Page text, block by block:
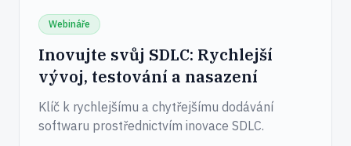
Webináře
Inovujte svůj SDLC: Rychlejší
vývoj, testování a nasazení
Klíč k rychlejšímu a chytřejšímu dodávání
softwaru prostřednictvím inovace SDLC.